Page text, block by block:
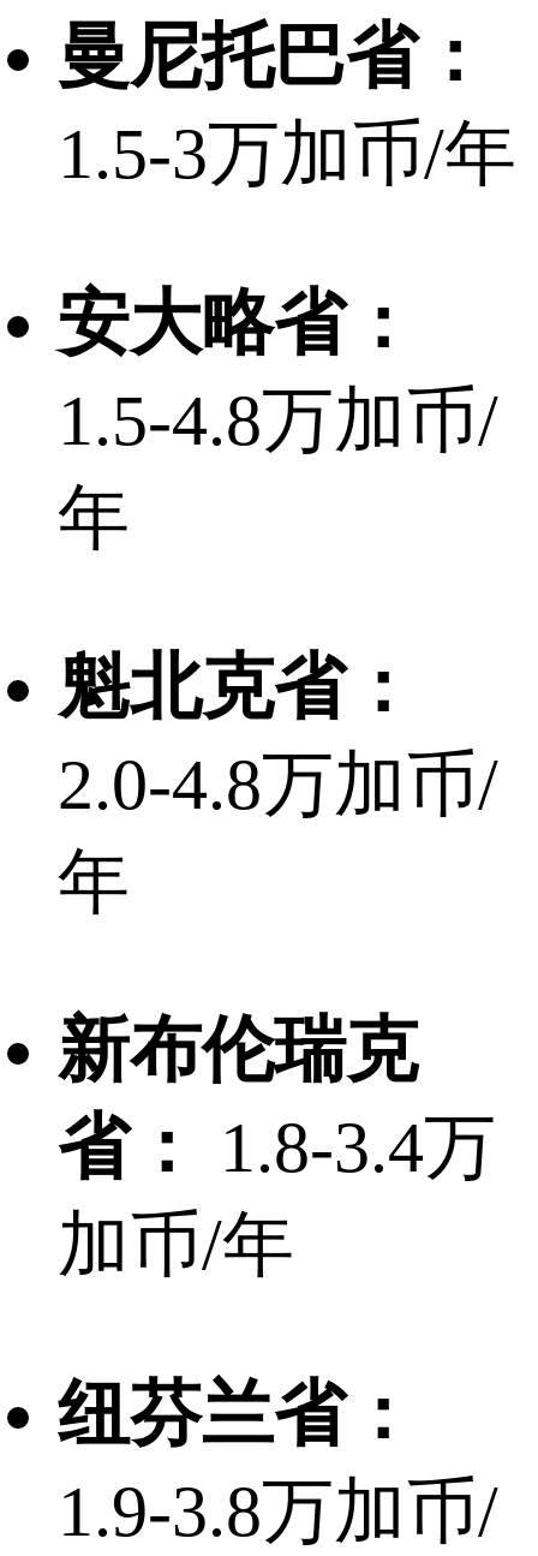
曼尼托巴省：
1.5-3万加币/年
安大略省：
1.5-4.8万加币/
年
魁北克省：
2.0-4.8万加币/
年
新布伦瑞克
省：
1.8-3.4万
加币/年
纽芬兰省：
1.9-3.8万加币/